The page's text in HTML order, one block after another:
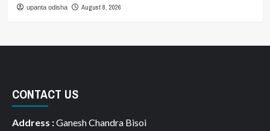
upanta odisha August 8, 2026
CONTACT US
Address :Ganesh Chandra Bisoi